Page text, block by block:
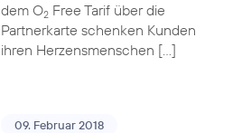
dem O2Free Tarif über die
Partnerkarte schenken Kunden
ihren Herzensmenschen […]
09. Februar 2018